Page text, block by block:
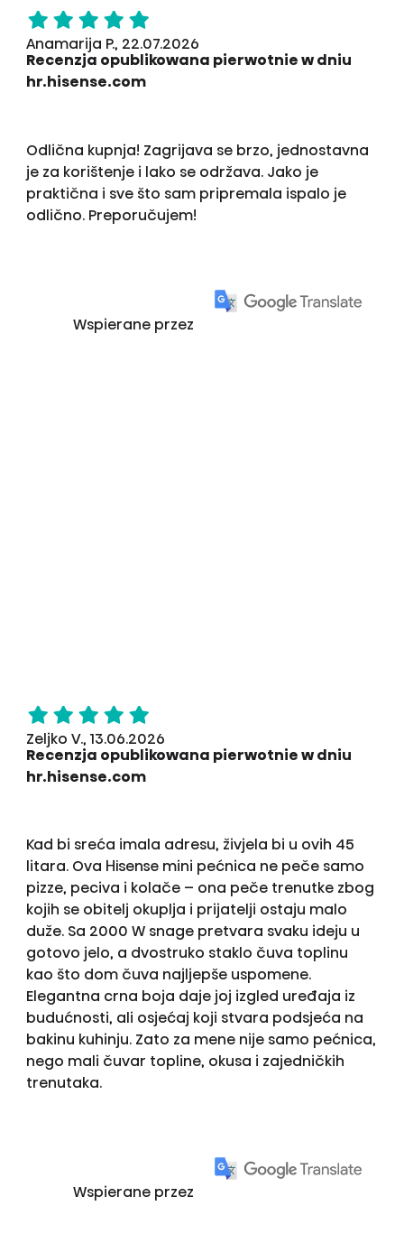
Anamarija P., 22.07.2026
Recenzja opublikowana pierwotnie w dniu
hr.hisense.com
Odlična kupnja! Zagrijava se brzo, jednostavna
je za korištenje i lako se održava. Jako je
praktična i sve što sam pripremala ispalo je
odlično. Preporučujem!
Wspierane przez
Zeljko V., 13.06.2026
Recenzja opublikowana pierwotnie w dniu
hr.hisense.com
Kad bi sreća imala adresu, živjela bi u ovih 45
litara. Ova Hisense mini pećnica ne peče samo
pizze, peciva i kolače – ona peče trenutke zbog
kojih se obitelj okuplja i prijatelji ostaju malo
duže. Sa 2000 W snage pretvara svaku ideju u
gotovo jelo, a dvostruko staklo čuva toplinu
kao što dom čuva najljepše uspomene.
Elegantna crna boja daje joj izgled uređaja iz
budućnosti, ali osjećaj koji stvara podsjeća na
bakinu kuhinju. Zato za mene nije samo pećnica,
nego mali čuvar topline, okusa i zajedničkih
trenutaka.
Wspierane przez